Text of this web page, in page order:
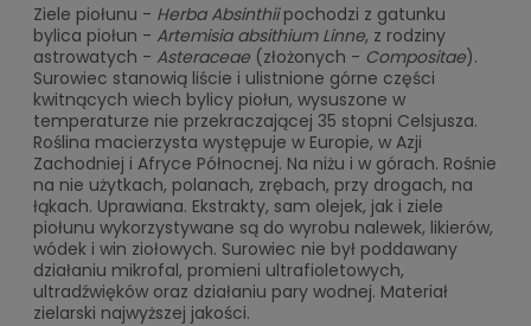
Ziele piołunu - Herba Absinthiipochodzi z gatunku
bylica piołun - Artemisia absithium Linne, z rodziny
astrowatych - Asteraceae (złożonych - Compositae).
Surowiec stanowią liście i ulistnione górne części
kwitnących wiech bylicy piołun, wysuszone w
temperaturze nie przekraczającej 35 stopni Celsjusza.
Roślina macierzysta występuje w Europie, w Azji
Zachodniej i Afryce Północnej. Na niżu i w górach. Rośnie
na nie użytkach, polanach, zrębach, przy drogach, na
łąkach. Uprawiana. Ekstrakty, sam olejek, jak i ziele
piołunu wykorzystywane są do wyrobu nalewek, likierów,
wódek i win ziołowych. Surowiec nie był poddawany
działaniu mikrofal, promieni ultrafioletowych,
ultradźwięków oraz działaniu pary wodnej. Materiał
zielarski najwyższej jakości.